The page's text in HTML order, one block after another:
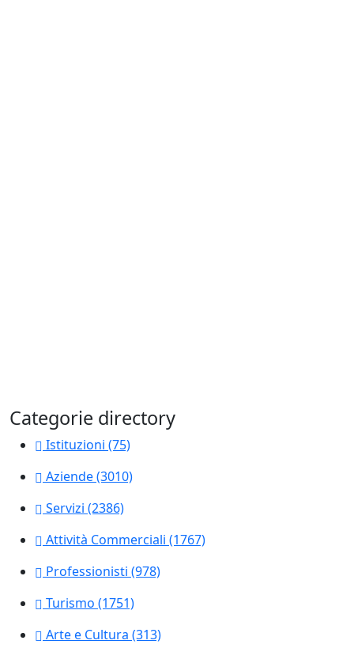
Categorie directory
Istituzioni (75)
Aziende(3010)
Servizi (2386)
Attività Commerciali (1767)
Professionisti (978)
Turismo (1751)
Arte e Cultura (313)